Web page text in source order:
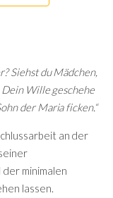
Siehst du Mädchen,
Dein Wille geschehe
der Maria ficken.“
an der
minimalen
lassen.